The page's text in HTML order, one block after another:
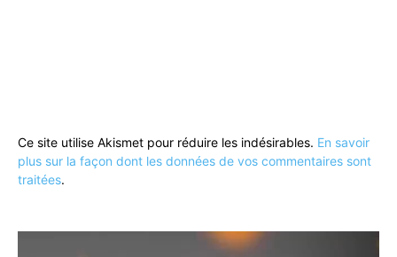
Ce site utilise Akismet pour réduire les indésirables. En savoir
plus sur la façon dont les données de vos commentaires sont
traitées.